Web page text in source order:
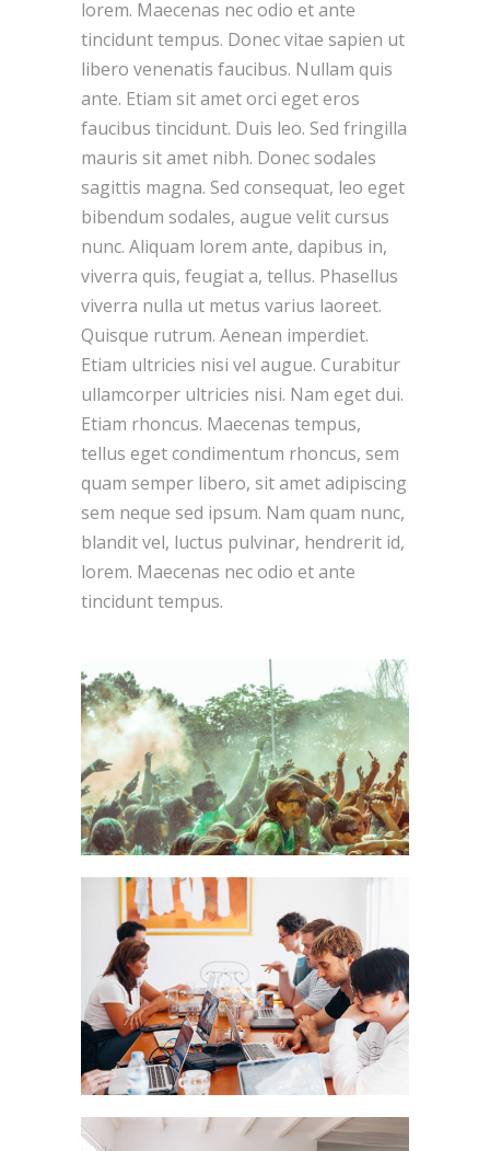
lorem. Maecenas nec odio et ante
tincidunt tempus. Donec vitae sapien ut
libero venenatis faucibus. Nullam quis
ante. Etiam sit amet orci eget eros
faucibus tincidunt. Duis leo. Sed fringilla
mauris sit amet nibh. Donec sodales
sagittis magna. Sed consequat, leo eget
bibendum sodales, augue velit cursus
nunc. Aliquam lorem ante, dapibus in,
viverra quis, feugiat a, tellus. Phasellus
viverra nulla ut metus varius laoreet.
Quisque rutrum. Aenean imperdiet.
Etiam ultricies nisi vel augue. Curabitur
ullamcorper ultricies nisi. Nam eget dui.
Etiam rhoncus. Maecenas tempus,
tellus eget condimentum rhoncus, sem
quam semper libero, sit amet adipiscing
sem neque sed ipsum. Nam quam nunc,
blandit vel, luctus pulvinar, hendrerit id,
lorem. Maecenas nec odio et ante
tincidunt tempus.